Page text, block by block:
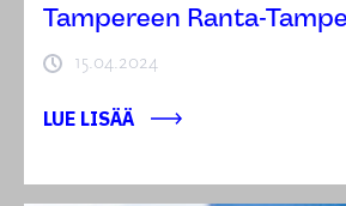
Tampereen Ranta-
15.04.2024
LUE LISÄÄ